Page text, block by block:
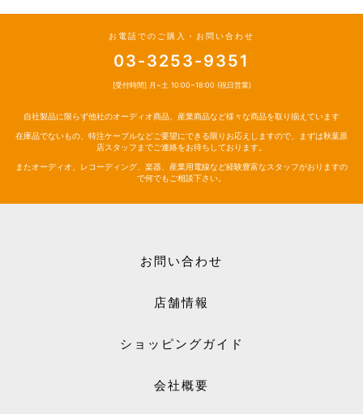
お電話でのご購入・お問い合わせ
03-3253-9351
[受付時間] 月~土 10:00~18:00 (祝日営業)
自社製品に限らず他社のオーディオ商品、産業商品など様々な商品を取り揃えています
在庫品でないもの、特注ケーブルなどご要望にできる限りお応えしますので、まずは秋葉原
店スタッフまでご連絡をお待ちしております。
またオーディオ、レコーディング、楽器、産業用電線など経験豊富なスタッフがおりますの
で何でもご相談下さい。
お問い合わせ
店舗情報
ショッピングガイド
会社概要